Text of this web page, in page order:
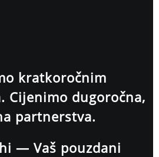
kratkoročnim
Cijenimo dugoročna,
partnerstva.
— Vaš pouzdani